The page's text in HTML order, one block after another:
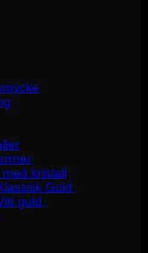
kristall
Guld
guld